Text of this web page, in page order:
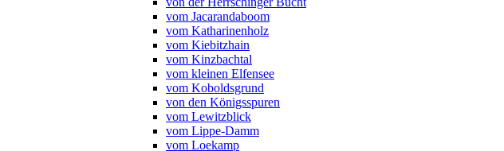
vom Jacarandaboom
vom Katharinenholz
vom Kiebitzhain
vom Kinzbachtal
vom kleinen Elfensee
vom Koboldsgrund
von den Königsspuren
vom Lewitzblick
vom Lippe-Damm
vom Loekamp